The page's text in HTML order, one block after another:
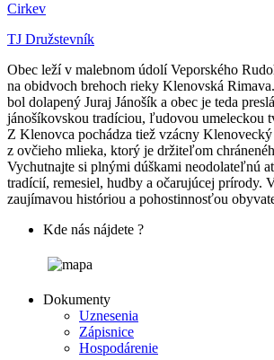
Cirkev
TJ Družstevník
Obec leží v malebnom údolí Veporského
na obidvoch brehoch rieky Klenovská
bol dolapený Juraj Jánošík a obec je teda
jánošíkovskou tradíciou, ľudovou umeleckou
Z Klenovca pochádza tiež vzácny
z ovčieho mlieka, ktorý je držiteľom
Vychutnajte si plnými dúškami neodolateľnú
tradícií, remesiel, hudby a očarujúcej prírody.
zaujímavou históriou a pohostinnosťou
Kde nás nájdete ?
Dokumenty
Uznesenia
Zápisnice
Hospodárenie